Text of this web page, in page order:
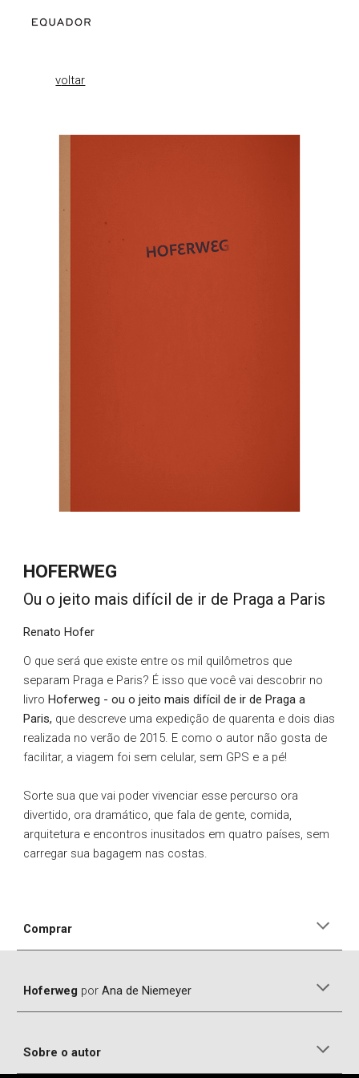
Skip to main content
voltar
HOFERWEG
Ou o jeito mais difícil de ir de Praga a Paris
Renato Hofer
O que será que existe entre os mil quilômetros que
separam Praga e Paris? É isso que você vai descobrir no
livroHoferweg - ou o jeito mais difícil de ir de Praga a
Paris, que descreve uma expedição de quarenta e dois dias
realizada no verão de 2015. E como o autor não gosta de
facilitar, a viagem foi sem celular, sem GPS e a pé!
Sorte sua que vai poder vivenciar esse percurso ora
divertido, ora dramático, que fala de gente, comida,
arquitetura e encontros inusitados em quatro países, sem
carregar sua bagagem nas costas.
Comprar
Hoferweg por Ana de Niemeyer
Sobre o autor